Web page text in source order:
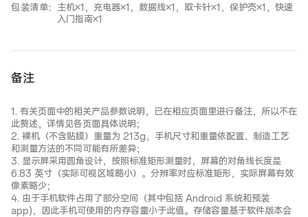
包装清单： 主机×1，充电器×1，数据线×1，取卡针×1，保护壳×1，快速
入门指南×1
备注
1. 有关页面中的相关产品参数说明，已在相应页面里进行备注，所以不在
此赘述，详情见各页面具体说明；
2. 裸机（不含贴膜）重量为 213g，手机尺寸和重量依配置、制造工艺
和测量方法的不同可能有所差异；
3. 显示屏采用圆角设计，按照标准矩形测量时，屏幕的对角线长度是
6.83 英寸（实际可视区域略小）。分辨率对应标准矩形，实际屏幕有效
像素略少；
4. 由于手机软件占用了部分空间（其中包括 Android 系统和预装
app)，因此手机可使用的内存容量小于此值。存储容量基于软件版本会